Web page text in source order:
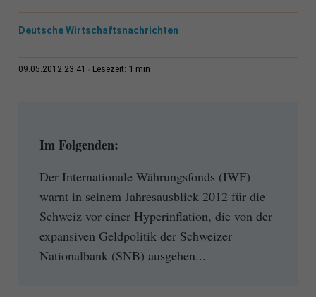
Deutsche Wirtschaftsnachrichten
09.05.2012 23:41 Lesezeit: 1 min
Im Folgenden:
Der Internationale Währungsfonds (IWF)
warnt in seinem Jahresausblick 2012 für die
Schweiz vor einer Hyperinflation, die von der
expansiven Geldpolitik der Schweizer
Nationalbank (SNB) ausgehen...